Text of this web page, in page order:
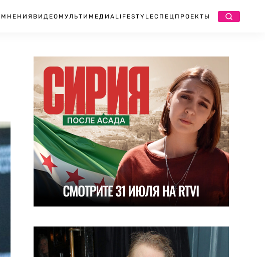
МНЕНИЯ ВИДЕО МУЛЬТИМЕДИА LIFESTYLEСПЕЦПРОЕКТЫ